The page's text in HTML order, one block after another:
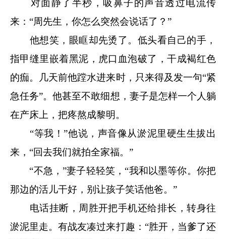
对面静了半秒，吸鼻子的声音透过电流传
来：“周先生，你怎么突然会说话了？”
他想笑，眼眶却先烫了。低头看自己的手，
指甲缝里嵌着黑泥，虎口血泡破了，干成褐红色
的痂。几天前他蹚水进来时，只来得及发一句“紧
急任务”。他甚至不敢细想，妻子是怎样一个人躺
在产床上，把疼熬成黎明。
“等我！”他说，声音像从淤泥里硬生生拔出
来，“回去我们就拍全家福。”
“不急，”妻子轻轻笑，“我和以墨等你。你把
那边的活儿干好，别让孩子笑话他爸。”
电话挂断，周胜开把手机还给排长，转身往
淤泥里走。有战友凑过来打趣：“胜开，当爹了还